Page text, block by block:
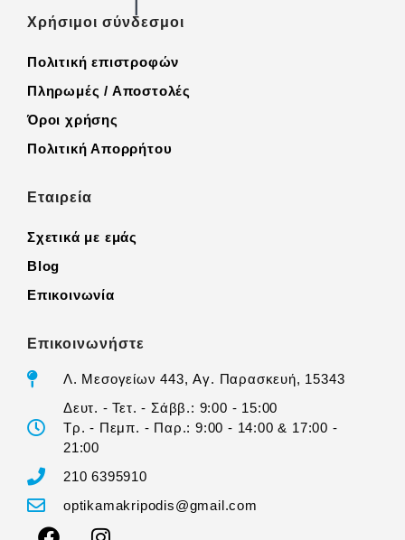
Χρήσιμοι σύνδεσμοι
Πολιτική επιστροφών
Πληρωμές / Αποστολές
Όροι χρήσης
Πολιτική Απορρήτου
Εταιρεία
Σχετικά με εμάς
Blog
Επικοινωνία
Επικοινωνήστε
Λ. Μεσογείων 443, Αγ. Παρασκευή, 15343
Δευτ. - Τετ. - Σάββ.: 9:00 - 15:00
Τρ. - Πεμπ. - Παρ.: 9:00 - 14:00 & 17:00 -
21:00
210 6395910
optikamakripodis@gmail.com